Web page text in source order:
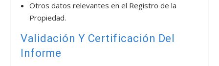
Otros datos relevantes en el Registro de la
Propiedad.
Validación Y Certificación Del
Informe